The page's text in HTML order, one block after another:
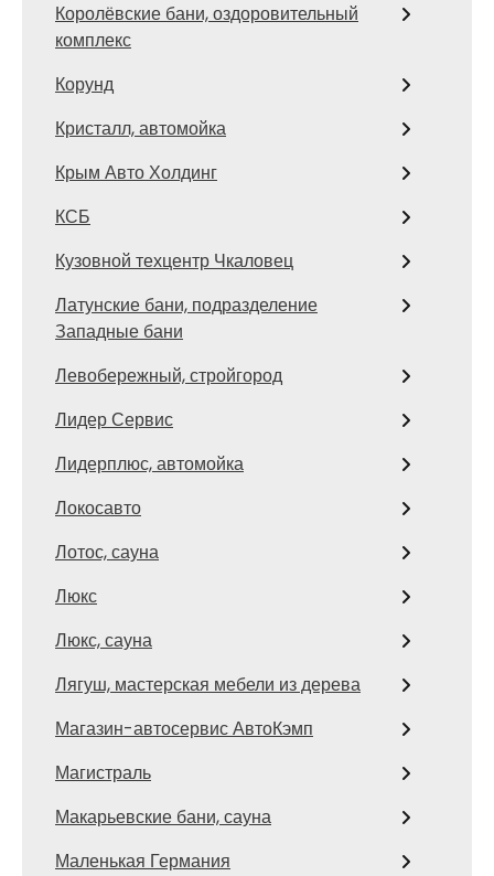
Королёвские бани, оздоровительный
комплекс
Корунд
Кристалл, автомойка
Крым Авто Холдинг
КСБ
Кузовной техцентр Чкаловец
Латунские бани, подразделение
Западные бани
Левобережный, стройгород
Лидер Сервис
Лидерплюс, автомойка
Локосавто
Лотос, сауна
Люкс
Люкс, сауна
Лягуш, мастерская мебели из дерева
Магазин-автосервис АвтоКэмп
Магистраль
Макарьевские бани, сауна
Маленькая Германия